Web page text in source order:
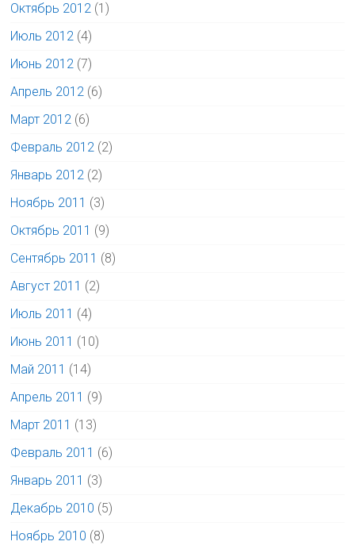
Октябрь 2012 (1)
Июль 2012 (4)
Июнь 2012 (7)
Апрель 2012 (6)
Март 2012 (6)
Февраль 2012 (2)
Январь 2012 (2)
Ноябрь 2011 (3)
Октябрь 2011 (9)
Сентябрь 2011 (8)
Август 2011 (2)
Июль 2011 (4)
Июнь 2011 (10)
Май 2011 (14)
Апрель 2011 (9)
Март 2011 (13)
Февраль 2011 (6)
Январь 2011 (3)
Декабрь 2010 (5)
Ноябрь 2010 (8)